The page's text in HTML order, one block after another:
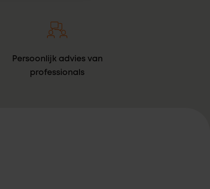
Persoonlijk advies van
professionals